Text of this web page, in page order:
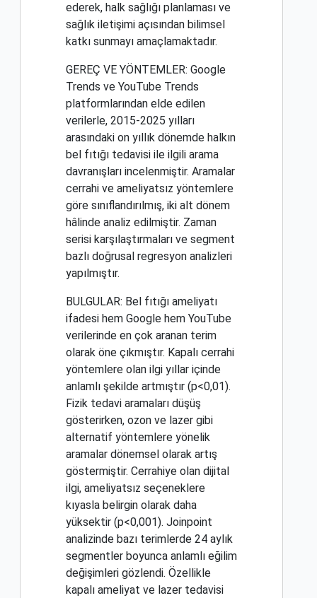
ederek, halk sağlığı planlaması ve
sağlık iletişimi açısından bilimsel
katkı sunmayı amaçlamaktadır.
GEREÇ VE YÖNTEMLER: Google
Trends ve YouTube Trends
platformlarından elde edilen
verilerle, 2015-2025 yılları
arasındaki on yıllık dönemde halkın
bel fıtığı tedavisi ile ilgili arama
davranışları incelenmiştir. Aramalar
cerrahi ve ameliyatsız yöntemlere
göre sınıflandırılmış, iki alt dönem
hâlinde analiz edilmiştir. Zaman
serisi karşılaştırmaları ve segment
bazlı doğrusal regresyon analizleri
yapılmıştır.
BULGULAR: Bel fıtığı ameliyatı
ifadesi hem Google hem YouTube
verilerinde en çok aranan terim
olarak öne çıkmıştır. Kapalı cerrahi
yöntemlere olan ilgi yıllar içinde
anlamlı şekilde artmıştır (p<0,01).
Fizik tedavi aramaları düşüş
gösterirken, ozon ve lazer gibi
alternatif yöntemlere yönelik
aramalar dönemsel olarak artış
göstermiştir. Cerrahiye olan dijital
ilgi, ameliyatsız seçeneklere
kıyasla belirgin olarak daha
yüksektir (p<0,001). Joinpoint
analizinde bazı terimlerde 24 aylık
segmentler boyunca anlamlı eğilim
değişimleri gözlendi. Özellikle
kapalı ameliyat ve lazer tedavisi